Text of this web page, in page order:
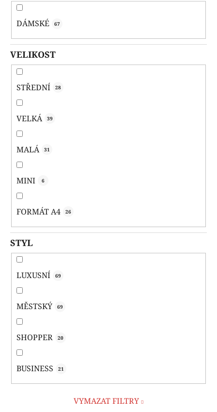
DÁMSKÉ 67
VELIKOST
STŘEDNÍ 28
VELKÁ 39
MALÁ 31
MINI 6
FORMÁT A4 26
STYL
LUXUSNÍ 69
MĚSTSKÝ 69
SHOPPER 20
BUSINESS 21
VYMAZAT FILTRY